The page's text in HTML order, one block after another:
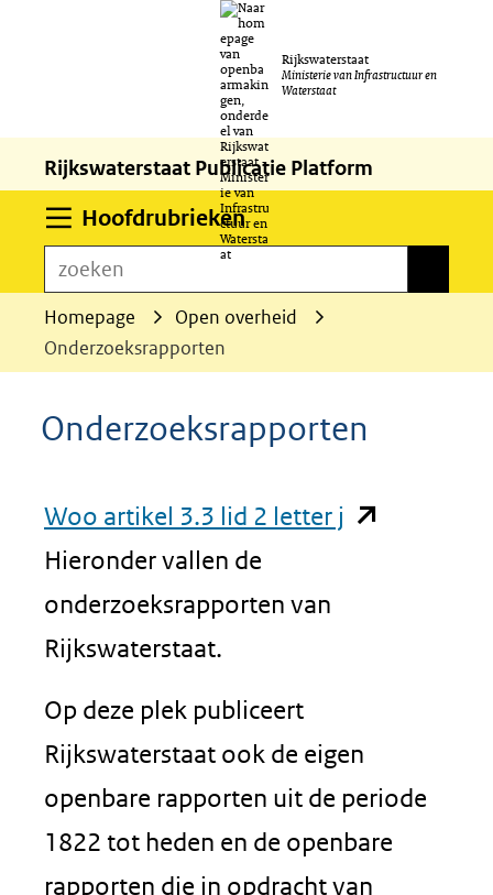
naar
de
inhoud
Rijkswaterstaat
Ministerie van Infrastructuur en
Waterstaat
Rijkswaterstaat Publicatie Platform
HoofdrubriekenUitklappen
zoeken
Homepage
Open overheid
Onderzoeksrapporten
Onderzoeksrapporten
Woo artikel 3.3 lid 2 letter j (opent
Hieronder vallen de
onderzoeksrapporten van
Rijkswaterstaat.
Op deze plek publiceert
Rijkswaterstaat ook de eigen
openbare rapporten uit de periode
1822 tot heden en de openbare
rapporten die in opdracht van